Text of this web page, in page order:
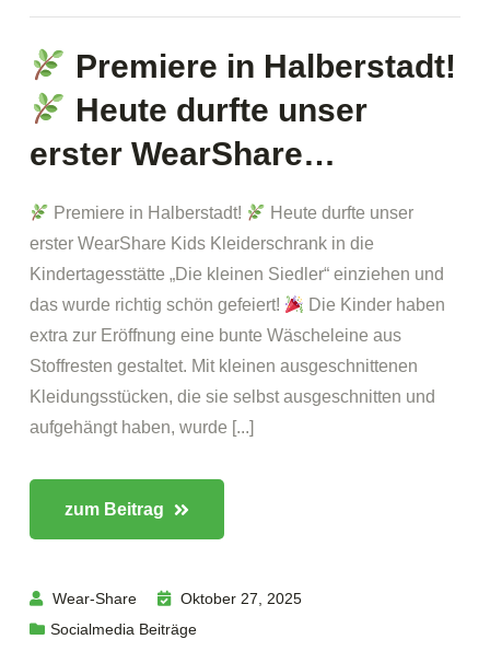
Premiere in Halberstadt!
Heute durfte unser
erster WearShare…
Premiere in Halberstadt!
Heute durfte unser
erster WearShare Kids Kleiderschrank in die
Kindertagesstätte „Die kleinen Siedler“ einziehen und
das wurde richtig schön gefeiert!
Die Kinder haben
extra zur Eröffnung eine bunte Wäscheleine aus
Stoffresten gestaltet. Mit kleinen ausgeschnittenen
Kleidungsstücken, die sie selbst ausgeschnitten und
aufgehängt haben, wurde [...]
zum Beitrag
Wear-Share
Oktober 27, 2025
Socialmedia Beiträge